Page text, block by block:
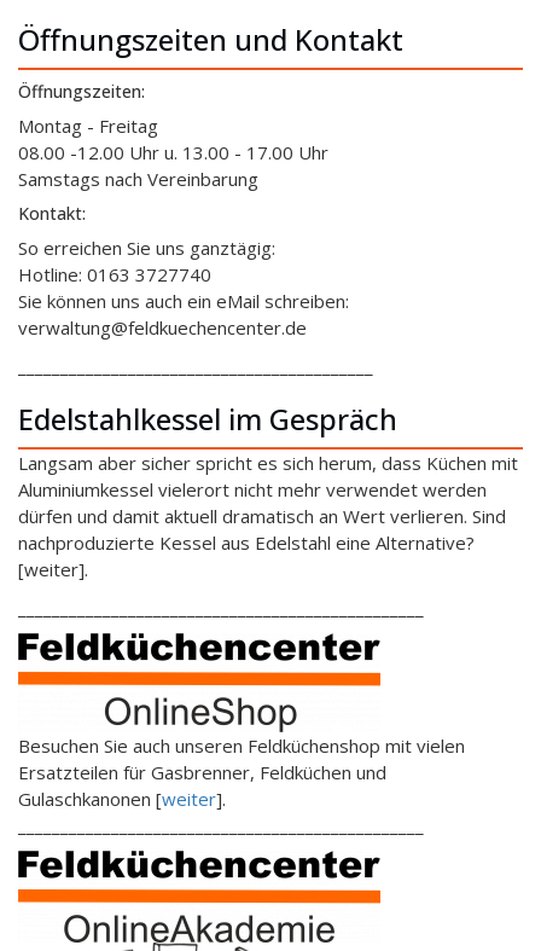
Öffnungszeiten und Kontakt
Öffnungszeiten:
Montag - Freitag
08.00 -12.00 Uhr u. 13.00 - 17.00 Uhr
Samstags nach Vereinbarung
Kontakt:
So erreichen Sie uns ganztägig:
Hotline: 0163 3727740
Sie können uns auch ein eMail schreiben:
verwaltung@feldkuechencenter.de
Edelstahlkessel im Gespräch
Langsam aber sicher spricht es sich herum, dass Küchen mit
Aluminiumkessel vielerort nicht mehr verwendet werden
dürfen und damit aktuell dramatisch an Wert verlieren. Sind
nachproduzierte Kessel aus Edelstahl eine Alternative?
[weiter].
Besuchen Sie auch unseren Feldküchenshop mit vielen
Ersatzteilen für Gasbrenner, Feldküchen und
Gulaschkanonen [weiter].